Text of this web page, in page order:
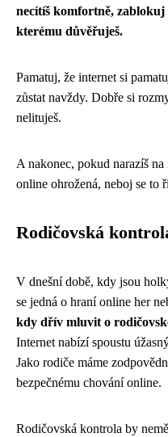
necítíš komfortně, zablokuj
kterému důvěřuješ.
Pamatuj, že internet si
zůstat navždy. Dobře si
nelituješ.
A nakonec, pokud narazíš
online ohrožená, neboj se to
Rodičovská
V dnešní době, kdy jsou
se jedná o hraní online her
kdy dřív mluvit o
Internet nabízí spoustu
Jako rodiče máme
bezpečnému chování online.
Rodičovská kontrola by